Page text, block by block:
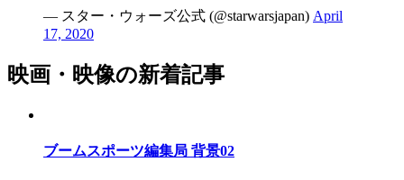
— スター・ウォーズ公式 (@starwarsjapan) April
17, 2020
映画・映像の新着記事
ブームスポーツ編集局 背景02